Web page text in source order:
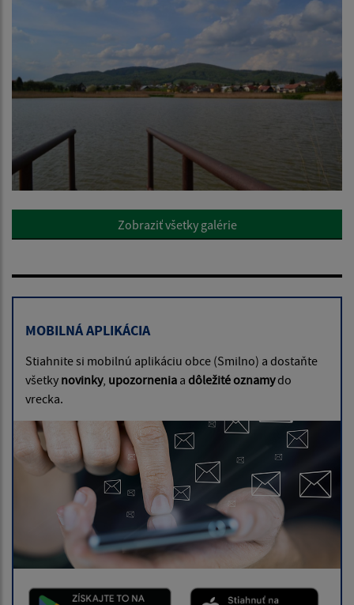
Zobraziť všetky galérie
MOBILNÁ APLIKÁCIA
Stiahnite si mobilnú aplikáciu obce (Smilno) a dostaňte
všetky novinky, upozornenia a dôležité oznamydo
vrecka.